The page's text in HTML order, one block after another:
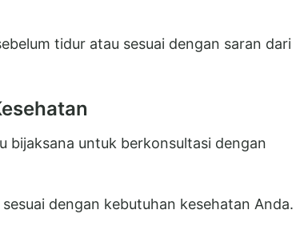
tidur atau sesuai dengan saran dari
bijaksana untuk berkonsultasi dengan
dengan kebutuhan kesehatan Anda.